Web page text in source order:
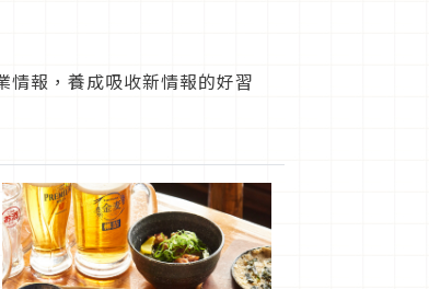
情報，養成吸收新情報的好習